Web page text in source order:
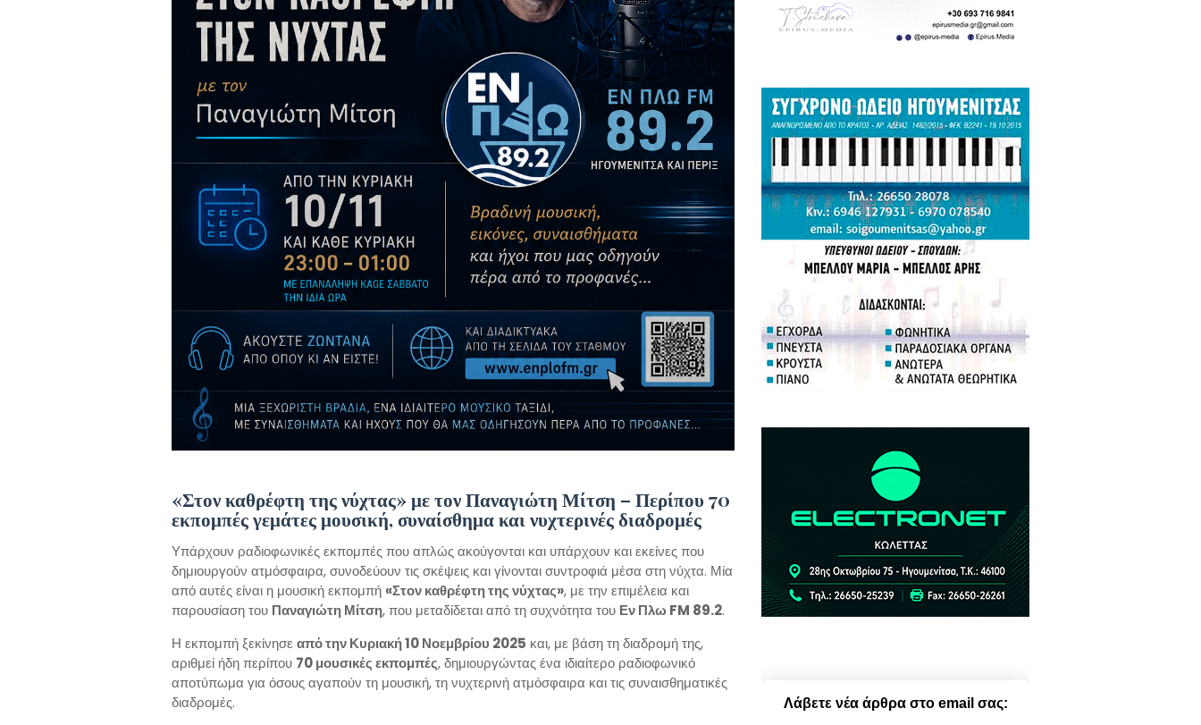
«Στον καθρέφτη της νύχτας» με τον Παναγιώτη Μίτση – Περίπου 70
εκπομπές γεμάτες μουσική, συναίσθημα και νυχτερινές διαδρομές
Υπάρχουν ραδιοφωνικές εκπομπές που απλώς ακούγονται και υπάρχουν και εκείνες που
δημιουργούν ατμόσφαιρα, συνοδεύουν τις σκέψεις και γίνονται συντροφιά μέσα στη νύχτα. Μία
από αυτές είναι η μουσική εκπομπή «Στον καθρέφτη της νύχτας», με την επιμέλεια και
παρουσίαση του Παναγιώτη Μίτση, που μεταδίδεται από τη συχνότητα του Εν Πλω FM 89.2.
Η εκπομπή ξεκίνησεαπό την Κυριακή 10 Νοεμβρίου 2025 και, με βάση τη διαδρομή της,
αριθμεί ήδη περίπου 70 μουσικές εκπομπές, δημιουργώντας ένα ιδιαίτερο ραδιοφωνικό
αποτύπωμα για όσους αγαπούν τη μουσική, τη νυχτερινή ατμόσφαιρα και τις συναισθηματικές
διαδρομές.
Λάβετε νέα άρθρα στο email σας: